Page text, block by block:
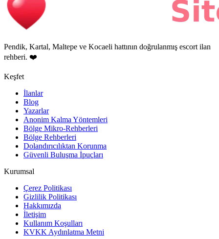
Pendik, Kartal, Maltepe ve Kocaeli hattının doğrulanmış escort ilan
rehberi. ❤️
Keşfet
İlanlar
Blog
Yazarlar
Anonim Kalma Yöntemleri
Bölge Mikro-Rehberleri
Bölge Rehberleri
Dolandırıcılıktan Korunma
Güvenli Buluşma İpuçları
Kurumsal
Çerez Politikası
Gizlilik Politikası
Hakkımızda
İletişim
Kullanım Koşulları
KVKK Aydınlatma Metni